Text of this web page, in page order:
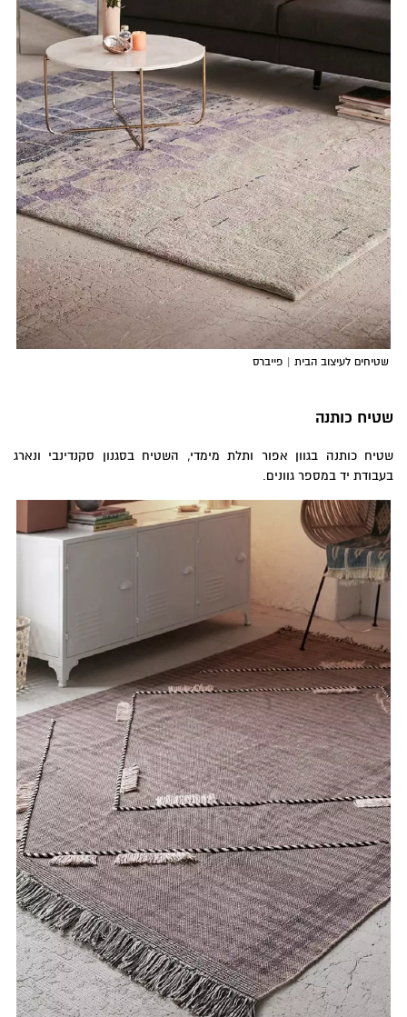
שטיחים לעיצוב הבית | פייברס
שטיח כותנה
שטיח כותנה בגוון אפור ותלת מימדי, השטיח בסגנון סקנדינבי ונארג
בעבודת יד במספר גוונים.